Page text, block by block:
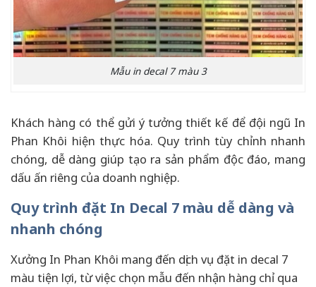
Mẫu in decal 7 màu 3
Khách hàng có thể gửi ý tưởng thiết kế để đội ngũ In
Phan Khôi hiện thực hóa. Quy trình tùy chỉnh nhanh
chóng, dễ dàng giúp tạo ra sản phẩm độc đáo, mang
dấu ấn riêng của doanh nghiệp.
Quy trình đặt In Decal 7 màu dễ dàng và
nhanh chóng
Xưởng In Phan Khôi mang đến dịch vụ đặt in decal 7
màu tiện lợi, từ việc chọn mẫu đến nhận hàng chỉ qua